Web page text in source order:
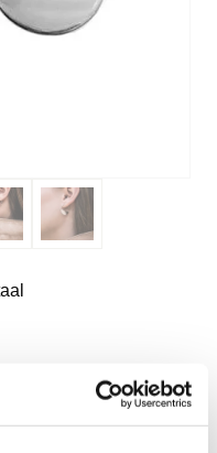
vorm 1mm dik
oren met één gaatje